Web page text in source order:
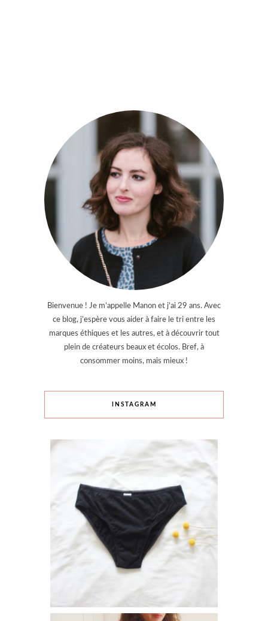
Bienvenue ! Je m’appelle Manon et j’ai 29 ans. Avec
ce blog, j’espère vous aider à faire le tri entre les
marques éthiques et les autres, et à découvrir tout
plein de créateurs beaux et écolos. Bref, à
consommer moins, mais mieux !
INSTAGRAM